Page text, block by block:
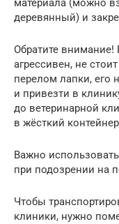
материала (можно
деревянный) и
Обратите
агрессивен, не
перелом лапки, его
и привезти в
до ветеринарной
в жёсткий
Важно
при подозрении на
Чтобы
клиники, нужно